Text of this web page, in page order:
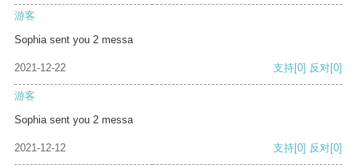
游客
Sophia sent you 2 messa
2021-12-22 支持[0] 反对[0]
游客
Sophia sent you 2 messa
2021-12-12 支持[0] 反对[0]